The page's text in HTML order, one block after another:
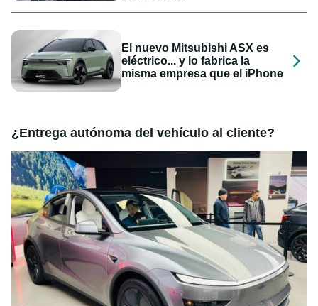
El nuevo Mitsubishi ASX es
eléctrico... y lo fabrica la
misma empresa que el iPhone
¿Entrega autónoma del vehículo al cliente?